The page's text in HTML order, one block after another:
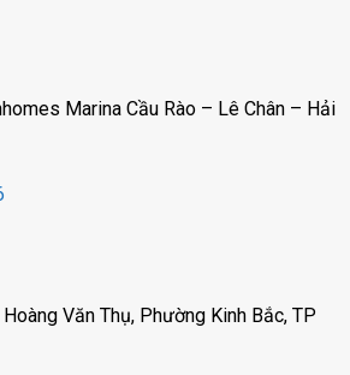
Marina Cầu Rào – Lê Chân – Hải
Văn Thụ, Phường Kinh Bắc, TP